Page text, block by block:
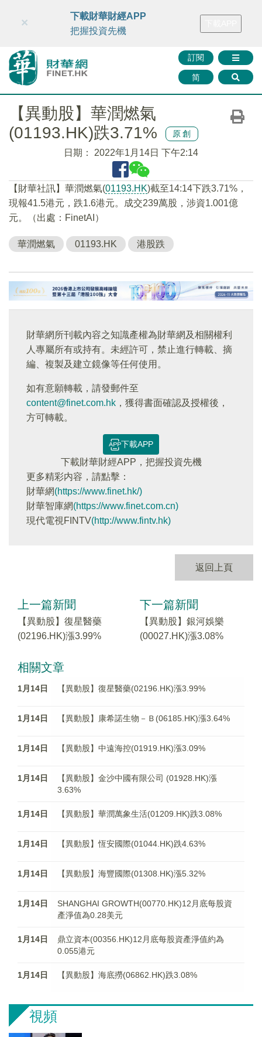
財華智庫網 FINTV FINMETA 財華證券 媒體矩陣
訂閱
简
×
下載財華財經APP
把握投資先機
【異動股】華潤燃氣
(01193.HK)跌3.71%
原創
日期： 2022年1月14日 下午2:14
【財華社訊】華潤燃氣(01193.HK)截至14:14下跌3.71%，
現報41.5港元，跌1.6港元。成交239萬股，涉資1.001億
元。（出處：FinetAI）
華潤燃氣 01193.HK 港股跌
財華網所刊載內容之知識產權為財華網及相關權利
人專屬所有或持有。未經許可，禁止進行轉載、摘
編、複製及建立鏡像等任何使用。
如有意願轉載，請發郵件至
content@finet.com.hk ，獲得書面確認及授權後，
方可轉載。
下載APP
下載財華財經APP，把握投資先機
更多精彩内容，請點擊：
財華網(https://www.finet.hk/)
財華智庫網(https://www.finet.com.cn)
現代電視FINTV(http://www.fintv.hk)
返回上頁
上一篇新聞
【異動股】復星醫藥
(02196.HK)漲3.99%
下一篇新聞
【異動股】銀河娛樂
(00027.HK)漲3.08%
相關文章
1月14日 【異動股】復星醫藥(02196.HK)漲3.99%
1月14日 【異動股】康希諾生物－Ｂ(06185.HK)漲3.64%
1月14日 【異動股】中遠海控(01919.HK)漲3.09%
1月14日
【異動股】金沙中國有限公司 (01928.HK)漲
3.63%
1月14日 【異動股】華潤萬象生活(01209.HK)跌3.08%
1月14日 【異動股】恆安國際(01044.HK)跌4.63%
1月14日 【異動股】海豐國際(01308.HK)漲5.32%
1月14日
SHANGHAI GROWTH(00770.HK)12月底每股資
產淨值為0.28美元
1月14日
鼎立資本(00356.HK)12月底每股資產淨值約為
0.055港元
1月14日 【異動股】海底撈(06862.HK)跌3.08%
視頻